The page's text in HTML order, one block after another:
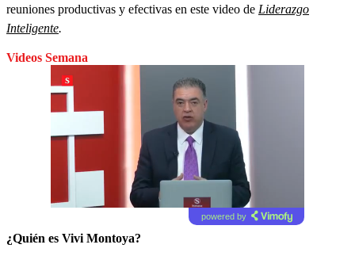
reuniones productivas y efectivas en este video de Liderazgo
Inteligente.
Videos Semana
powered by
¿Quién es Vivi Montoya?